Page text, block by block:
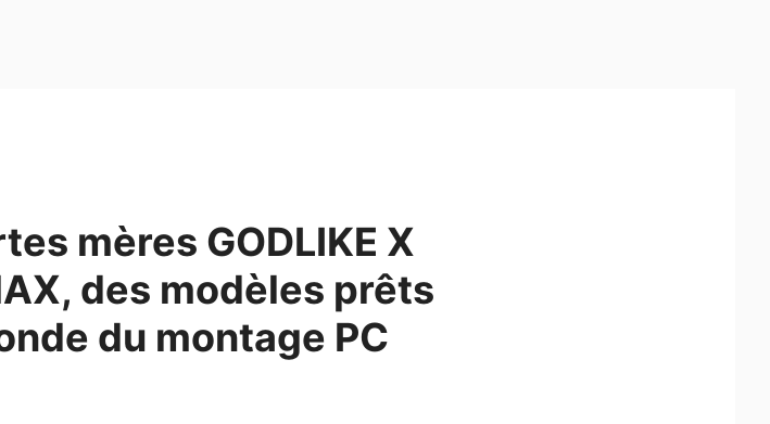
mères GODLIKE X
des modèles prêts
du montage PC